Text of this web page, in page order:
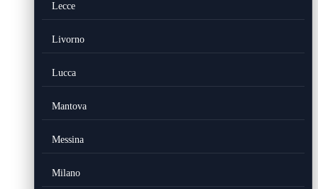
Lecce
Livorno
Lucca
Mantova
Messina
Milano